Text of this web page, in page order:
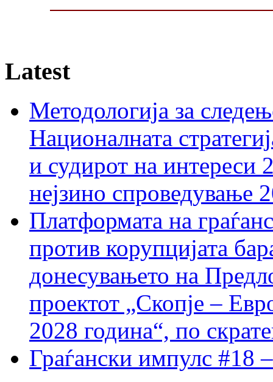
Latest
Методологија за
Националната
и судирот на интереси
нејзино спроведување
Платформата на
против корупцијата
донесувањето на
проектот „Скопје –
2028 година“, по
Граѓански импулс #18